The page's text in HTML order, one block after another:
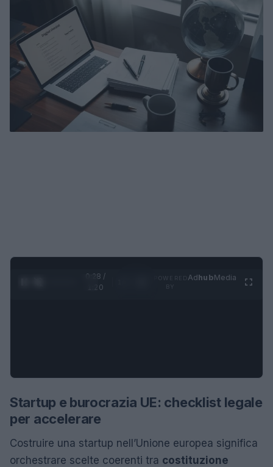
0:29 /
1:20
AdhubMedia
Startup e burocrazia UE: checklist legale
per accelerare
Costruire una startup nell’Unione europea significa
orchestrare scelte coerenti tra costituzione